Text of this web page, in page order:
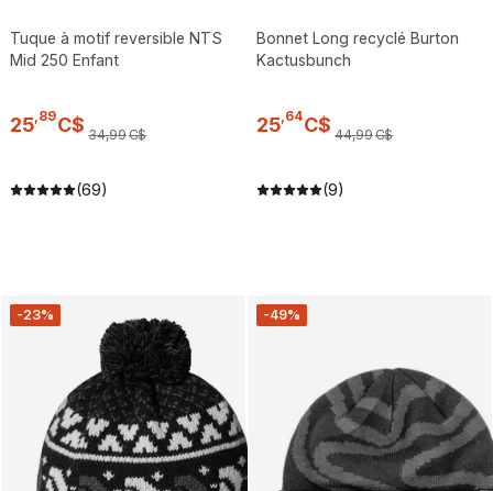
Tuque à motif reversible NTS
Mid 250 Enfant
25,89C$ 34,99C$
(69)
Bonnet Long recyclé Burton
Kactusbunch
25,64C$ 44,99C$
(9)
-23% -49%